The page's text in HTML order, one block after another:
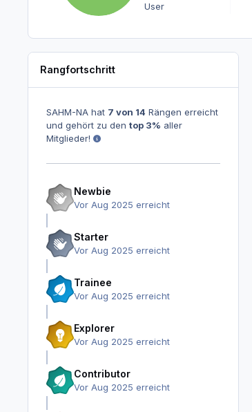
User
Rangfortschritt
SAHM-NA hat 7 von 14 Rängen erreicht
und gehört zu den top 3% aller
Mitglieder!
Newbie
Vor Aug 2025 erreicht
Starter
Vor Aug 2025 erreicht
Trainee
Vor Aug 2025 erreicht
Explorer
Vor Aug 2025 erreicht
Contributor
Vor Aug 2025 erreicht